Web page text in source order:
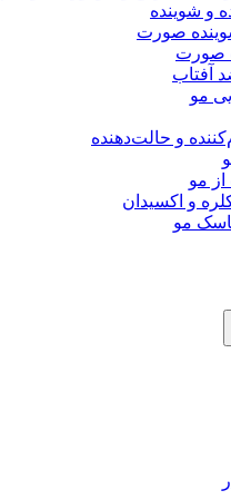
و شوینده
صورت
صورت
آفتاب
مو
و حالت‌دهنده
مو
و اکسیدان
مو